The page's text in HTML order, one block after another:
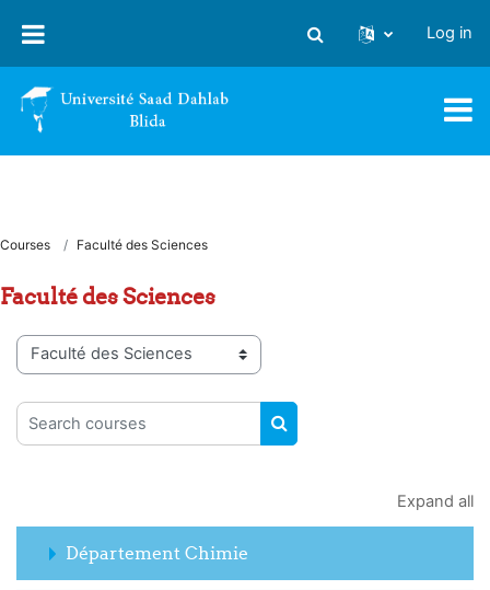
Toggle search input
Log in
Courses Faculté des Sciences
Faculté des Sciences
Course categories
Search courses
SEARCH COURSES
Expand all
Département Chimie